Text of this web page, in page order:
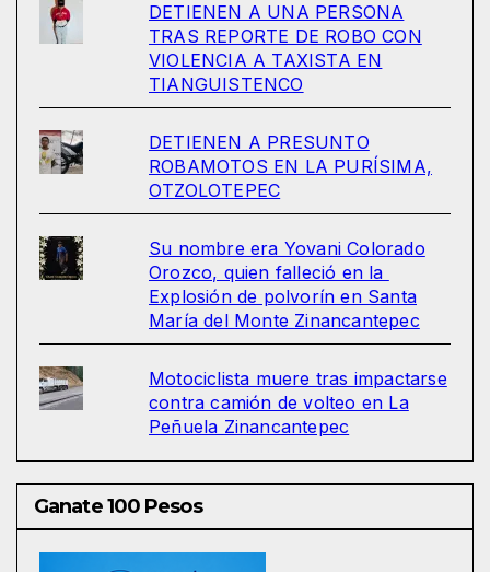
DETIENEN A UNA PERSONA
TRAS REPORTE DE ROBO CON
VIOLENCIA A TAXISTA EN
TIANGUISTENCO
DETIENEN A PRESUNTO
ROBAMOTOS EN LA PURÍSIMA,
OTZOLOTEPEC
Su nombre era Yovani Colorado
Orozco, quien falleció en la
Explosión de polvorín en Santa
María del Monte Zinancantepec
Motociclista muere tras impactarse
contra camión de volteo en La
Peñuela Zinancantepec
Ganate 100 Pesos